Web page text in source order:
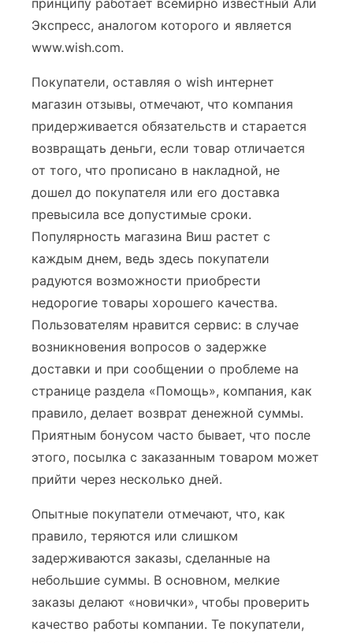
принципу работает всемирно известный Али
Экспресс, аналогом которого и является
www.wish.com.
Покупатели, оставляя о wish интернет
магазин отзывы, отмечают, что компания
придерживается обязательств и старается
возвращать деньги, если товар отличается
от того, что прописано в накладной, не
дошел до покупателя или его доставка
превысила все допустимые сроки.
Популярность магазина Виш растет с
каждым днем, ведь здесь покупатели
радуются возможности приобрести
недорогие товары хорошего качества.
Пользователям нравится сервис: в случае
возникновения вопросов о задержке
доставки и при сообщении о проблеме на
странице раздела «Помощь», компания, как
правило, делает возврат денежной суммы.
Приятным бонусом часто бывает, что после
этого, посылка с заказанным товаром может
прийти через несколько дней.
Опытные покупатели отмечают, что, как
правило, теряются или слишком
задерживаются заказы, сделанные на
небольшие суммы. В основном, мелкие
заказы делают «новички», чтобы проверить
качество работы компании. Те покупатели,